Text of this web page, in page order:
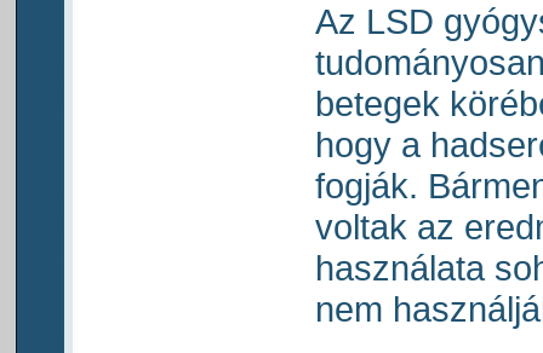
Az LSD
betegek
hogy a
fogják.
voltak az
használata
nem